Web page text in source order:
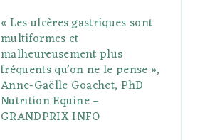
« Les ulcères gastriques sont
multiformes et
malheureusement plus
fréquents qu’on ne le pense »,
Anne-Gaëlle Goachet, PhD
Nutrition Equine –
GRANDPRIX INFO